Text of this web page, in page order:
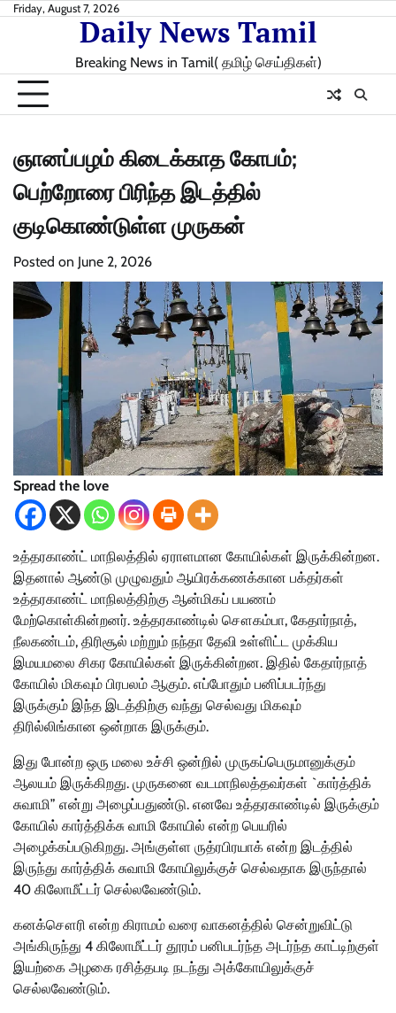
SkipFriday, August 7, 2026
Daily News Tamil
Breaking News in Tamil( தமிழ் செய்திகள்)
ஞானப்பழம் கிடைக்காத கோபம்;
பெற்றோரை பிரிந்த இடத்தில்
குடிகொண்டுள்ள முருகன்
Posted on June 2, 2026
Spread the love
உத்தரகாண்ட் மாநிலத்தில் ஏராளமான கோயில்கள் இருக்கின்றன.
இதனால் ஆண்டு முழுவதும் ஆயிரக்கணக்கான பக்தர்கள்
உத்தரகாண்ட் மாநிலத்திற்கு ஆன்மிகப் பயணம்
மேற்கொள்கின்றனர். உத்தரகாண்டில் சௌகம்பா, கேதார்நாத்,
நீலகண்டம், திரிசூல் மற்றும் நந்தா தேவி உள்ளிட்ட முக்கிய
இமயமலை சிகர கோயில்கள் இருக்கின்றன. இதில் கேதார்நாத்
கோயில் மிகவும் பிரபலம் ஆகும். எப்போதும் பனிப்படர்ந்து
இருக்கும் இந்த இடத்திற்கு வந்து செல்வது மிகவும்
திரில்லிங்கான ஒன்றாக இருக்கும்.
இது போன்ற ஒரு மலை உச்சி ஒன்றில் முருகப்பெருமானுக்கும்
ஆலயம் இருக்கிறது. முருகனை வடமாநிலத்தவர்கள் `கார்த்திக்
சுவாமி” என்று அழைப்பதுண்டு. எனவே உத்தரகாண்டில் இருக்கும்
கோயில் கார்த்திக்சு வாமி கோயில் என்ற பெயரில்
அழைக்கப்படுகிறது. அங்குள்ள ருத்ரபிரயாக் என்ற இடத்தில்
இருந்து கார்த்திக் சுவாமி கோயிலுக்குச் செல்வதாக இருந்தால்
40 கிலோமீட்டர் செல்லவேண்டும்.
கனக்சௌரி என்ற கிராமம் வரை வாகனத்தில் சென்றுவிட்டு
அங்கிருந்து 4 கிலோமீட்டர் தூரம் பனிபடர்ந்த அடர்ந்த காட்டிற்குள்
இயற்கை அழகை ரசித்தபடி நடந்து அக்கோயிலுக்குச்
செல்லவேண்டும்.